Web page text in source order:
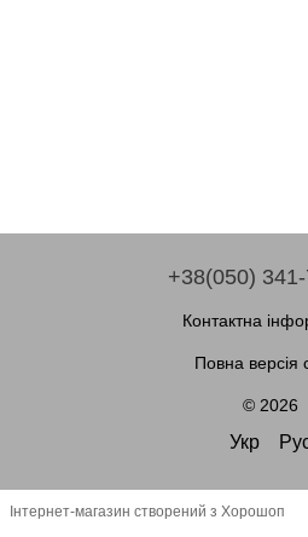
+38(050)
Контактна
Повна версія
© 2026
Укр
Інтернет-магазин створений з Хорошоп